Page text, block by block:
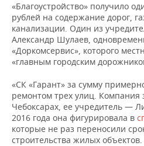
«Благоустройство» получило
рублей на содержание дорог,
канализации. Один из
Александр Шулаев,
«Доркомсервис», которого
«главным городским
«СК «Гарант» за сумму
ремонтом трех улиц. Компания
Чебоксарах, ее учредитель —
2016 года она фигурировала в
которые не раз переносили
строительства жилых объектов.